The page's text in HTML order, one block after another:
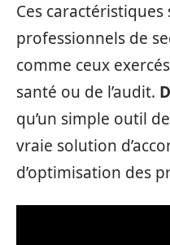
Ces
professionnels de
comme ceux
santé ou de l’audit.
qu’un simple outil
vraie solution
d’optimisation des